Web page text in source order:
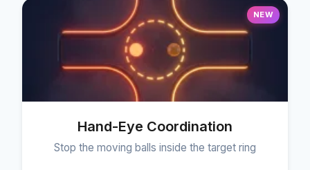
NEW
Hand-Eye Coordination
Stop the moving balls inside the target ring